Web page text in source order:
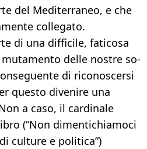
del Mediterraneo, e che
collegato.
di una difficile, faticosa
mutamento delle nostre so­
di rico­noscersi
questo di­venire una
a ca­so, il cardinale
(“Non dimentichiamoci
culture e politica”)